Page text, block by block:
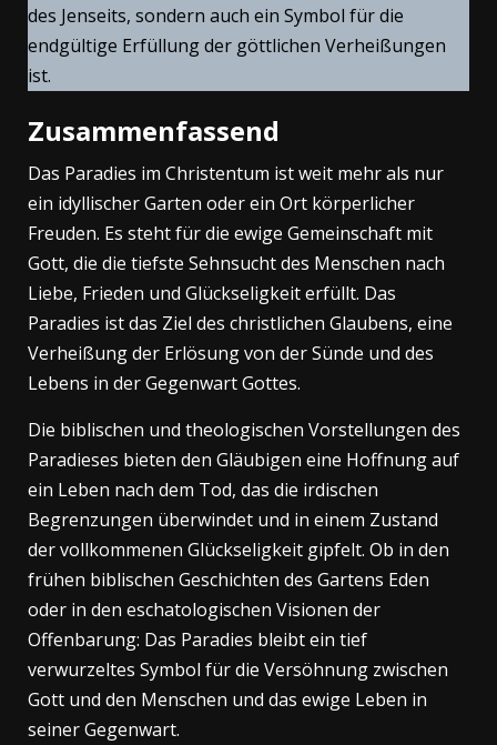
des Jenseits, sondern auch ein Symbol für die
endgültige Erfüllung der göttlichen Verheißungen
ist.
Zusammenfassend
Das Paradies im Christentum ist weit mehr als nur
ein idyllischer Garten oder ein Ort körperlicher
Freuden. Es steht für die ewige Gemeinschaft mit
Gott, die die tiefste Sehnsucht des Menschen nach
Liebe, Frieden und Glückseligkeit erfüllt. Das
Paradies ist das Ziel des christlichen Glaubens, eine
Verheißung der Erlösung von der Sünde und des
Lebens in der Gegenwart Gottes.
Die biblischen und theologischen Vorstellungen des
Paradieses bieten den Gläubigen eine Hoffnung auf
ein Leben nach dem Tod, das die irdischen
Begrenzungen überwindet und in einem Zustand
der vollkommenen Glückseligkeit gipfelt. Ob in den
frühen biblischen Geschichten des Gartens Eden
oder in den eschatologischen Visionen der
Offenbarung: Das Paradies bleibt ein tief
verwurzeltes Symbol für die Versöhnung zwischen
Gott und den Menschen und das ewige Leben in
seiner Gegenwart.